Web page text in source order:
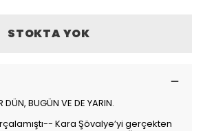
STOKTA YOK
DÜN, BUGÜN VE DE YARIN.
Kara Şövalye’yi gerçekten